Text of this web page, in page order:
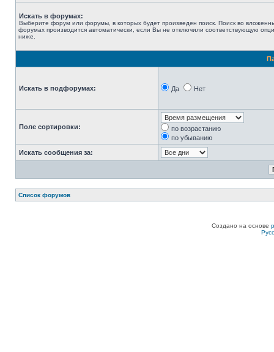
Искать в форумах:
Выберите форум или форумы, в которых будет произведен поиск. Поиск во
форумах производится автоматически, если Вы не отключили соответствующую
ниже.
Искать в подфорумах: Да Нет
Поле сортировки:
по возрастанию
по убыванию
Искать сообщения за:
Список форумов
Создано на основе